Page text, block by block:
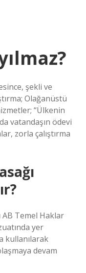
şekli ve
Olağanüstü
“Ülkenin
vatandaşın ödevi
zorla çalıştırma
AB Temel Haklar
yer
kullanılarak
devam